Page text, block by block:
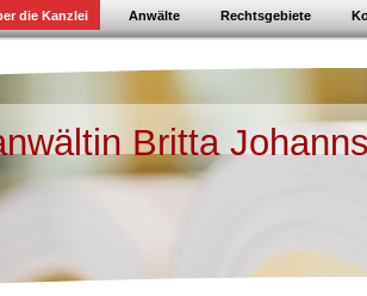
die Kanzlei Anwälte Rechtsgebiete
Britta